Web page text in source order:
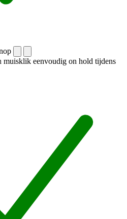
muisklik eenvoudig on hold tijdens